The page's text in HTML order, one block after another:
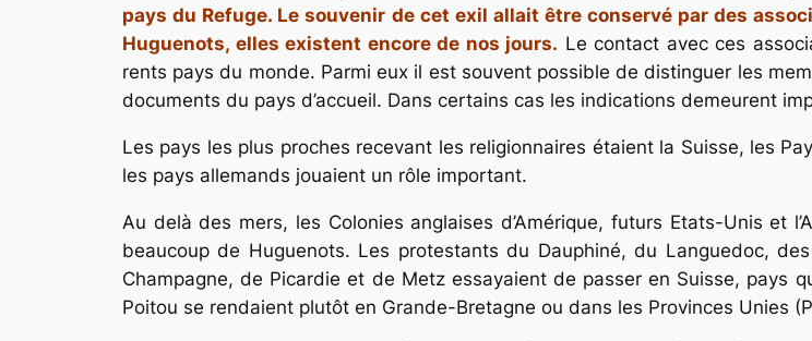
pays du Refuge. Le souvenir de cet exil allait être conservé par des
Huguenots, elles existent encore de nos jours. Le contact avec ces
rents pays du monde. Parmi eux il est souvent possible de distinguer les
documents du pays d’accueil. Dans certains cas les indications demeurent
Les pays les plus proches recevant les religionnaires étaient la Suisse, les
les pays allemands jouaient un rôle important.
Au delà des mers, les Colonies anglaises d’Amérique, futurs Etats-Unis et
beaucoup de Huguenots. Les pro­testants du Dauphiné, du Languedoc,
Champagne, de Picardie et de Metz essayaient de passer en Suisse, pays
Poitou se rendaient plutôt en Grande-Bretagne ou dans les Provinces Unies